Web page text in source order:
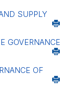
SUPPLY
GOVERNANCE
OF